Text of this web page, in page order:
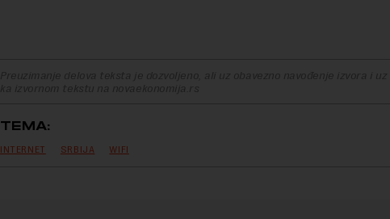
Preuzimanje delova teksta je dozvoljeno, ali uz obavezno navođenje izvora i
ka izvornom tekstu na novaekonomija.rs
TEMA:
INTERNET SRBIJA WIFI